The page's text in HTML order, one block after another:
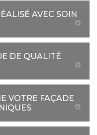
AVEC SOIN
DE QUALITÉ
VOTRE FAÇADE